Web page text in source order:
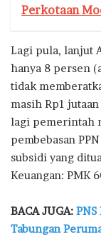
Perkotaan
Lagi pula, lanjut
hanya 8 persen
tidak
masih Rp1
lagi pemerintah
pembebasan
subsidi yang
Keuangan: PMK
BACA JUGA:
Tabungan